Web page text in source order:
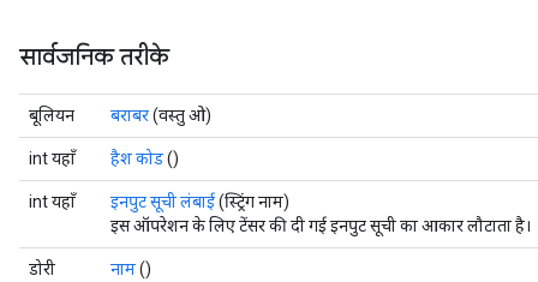
सार्वजनिक तरीके
बूलियन बराबर(वस्तु ओ)
int यहाँ हैश कोड()
int यहाँ इनपुट सूची लंबाई(स्ट्रिंग नाम)
इस ऑपरेशन के लिए टेंसर की दी गई इनपुट सूची का आकार लौटाता है।
डोरी नाम()